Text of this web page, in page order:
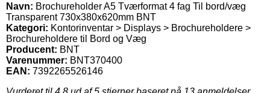
Navn: Brochureholder A5 Tværformat 4 fag Til bord/væg
Transparent 730x380x620mm BNT
Kategori: Kontorinventar > Displays > Brochureholdere >
Brochureholdere til Bord og Væg
Producent: BNT
Varenummer: BNT370400
EAN: 7392265526146